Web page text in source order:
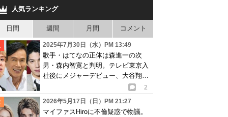
人気ランキング
日間 週間 月間 コメント
2025年7月30日（水）PM 13:49
歌手・はてなの正体は森進一の次
男・森内智寛と判明。テレビ東京入
社後にメジャーデビュー、大谷翔平
2
2026年5月17日（日）PM 21:27
マイファスHiroに不倫疑惑で物議。